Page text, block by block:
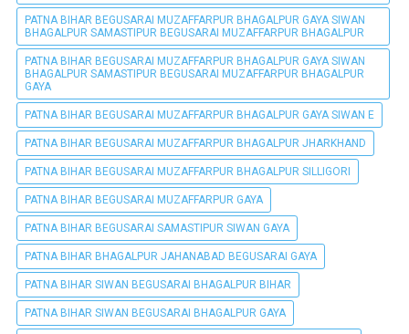
PATNA BIHAR BEGUSARAI MUZAFFARPUR BHAGALPUR GAYA SIWAN
BHAGALPUR SAMASTIPUR BEGUSARAI MUZAFFARPUR BHAGALPUR
PATNA BIHAR BEGUSARAI MUZAFFARPUR BHAGALPUR GAYA SIWAN
BHAGALPUR SAMASTIPUR BEGUSARAI MUZAFFARPUR BHAGALPUR
GAYA
PATNA BIHAR BEGUSARAI MUZAFFARPUR BHAGALPUR GAYA SIWAN E
PATNA BIHAR BEGUSARAI MUZAFFARPUR BHAGALPUR JHARKHAND
PATNA BIHAR BEGUSARAI MUZAFFARPUR BHAGALPUR SILLIGORI
PATNA BIHAR BEGUSARAI MUZAFFARPUR GAYA
PATNA BIHAR BEGUSARAI SAMASTIPUR SIWAN GAYA
PATNA BIHAR BHAGALPUR JAHANABAD BEGUSARAI GAYA
PATNA BIHAR SIWAN BEGUSARAI BHAGALPUR BIHAR
PATNA BIHAR SIWAN BEGUSARAI BHAGALPUR GAYA